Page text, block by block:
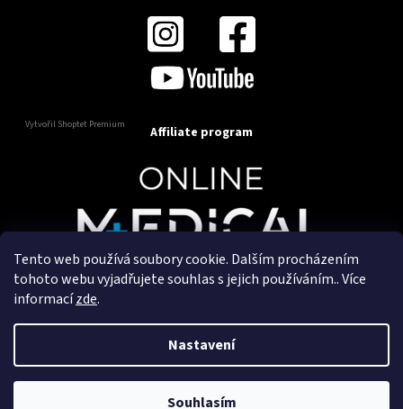
Tento web používá soubory cookie. Dalším procházením
tohoto webu vyjadřujete souhlas s jejich používáním.. Více
informacízde.
Nastavení
Souhlasím
Vytvořil Shoptet Premium Affiliate program
Copyright 2025OnlineMedical.cz. Všechna práva
Vytvořil a marketingově zajišťuje